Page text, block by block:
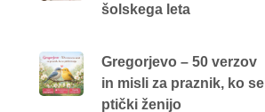
šolskega leta
Gregorjevo – 50 verzov
in misli za praznik, ko se
ptički ženijo